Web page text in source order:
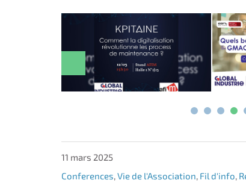
11 mars 2025
Conferences,Vie de l'Association, Fil d'info,